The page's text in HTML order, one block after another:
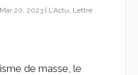
Mar 20, 2023 | L'Actu Lettre
de masse, le